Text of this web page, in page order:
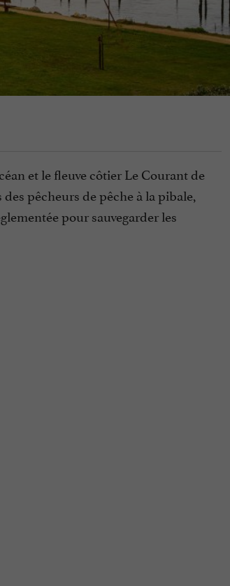
et le fleuve côtier Le Courant de
pêcheurs de pêche à la pibale,
pour sauvegarder les